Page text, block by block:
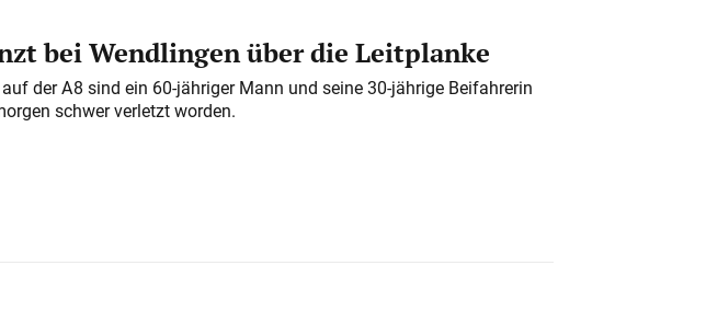
bei Wendlingen über die Leitplanke
der A 8 sind ein 60-jähriger Mann und seine 30-jährige Beifahrerin
schwer verletzt worden.